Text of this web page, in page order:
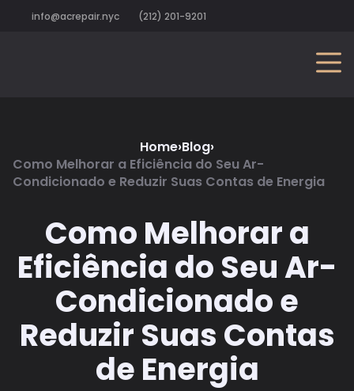
info@acrepair.nyc (212) 201-9201
Home›Blog›
Como Melhorar a Eficiência do Seu Ar-
Condicionado e Reduzir Suas Contas de Energia
Como Melhorar a
Eficiência do Seu Ar-
Condicionado e
Reduzir Suas Contas
de Energia